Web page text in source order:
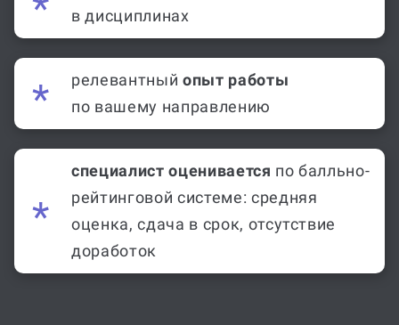
в дисциплинах
релевантный опыт работы
по вашему направлению
специалист оценивается по балльно-
рейтинговой системе: средняя
оценка, сдача в срок, отсутствие
доработок